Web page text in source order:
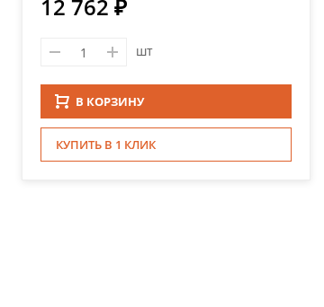
12 762 ₽
шт
В КОРЗИНУ
КУПИТЬ В 1 КЛИК